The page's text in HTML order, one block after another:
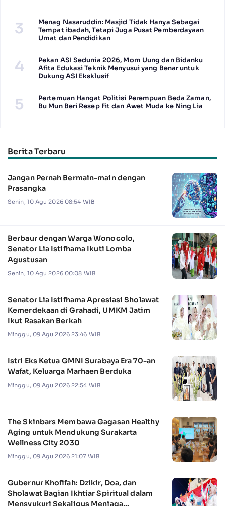
3
Menag Nasaruddin: Masjid Tidak Hanya Sebagai
Tempat ibadah, Tetapi Juga Pusat Pemberdayaan
Umat dan Pendidikan
4
Pekan ASI Sedunia 2026, Mom Uung dan Bidanku
Afita Edukasi Teknik Menyusui yang Benar untuk
Dukung ASI Eksklusif
5
Pertemuan Hangat Politisi Perempuan Beda Zaman,
Bu Mun Beri Resep Fit dan Awet Muda ke Ning Lia
Berita Terbaru
Jangan Pernah Bermain-main dengan
Prasangka
Senin, 10 Agu 2026 08:54 WIB
Berbaur dengan Warga Wonocolo,
Senator Lia Istifhama Ikuti Lomba
Agustusan
Senin, 10 Agu 2026 00:08 WIB
Senator Lia Istifhama Apresiasi Sholawat
Kemerdekaan di Grahadi, UMKM Jatim
Ikut Rasakan Berkah
Minggu, 09 Agu 2026 23:46 WIB
Istri Eks Ketua GMNI Surabaya Era 70-an
Wafat, Keluarga Marhaen Berduka
Minggu, 09 Agu 2026 22:54 WIB
The Skinbars Membawa Gagasan Healthy
Aging untuk Mendukung Surakarta
Wellness City 2030
Minggu, 09 Agu 2026 21:07 WIB
Gubernur Khofifah: Dzikir, Doa, dan
Sholawat Bagian Ikhtiar Spiritual dalam
Mensyukuri Sekaligus Menjaga